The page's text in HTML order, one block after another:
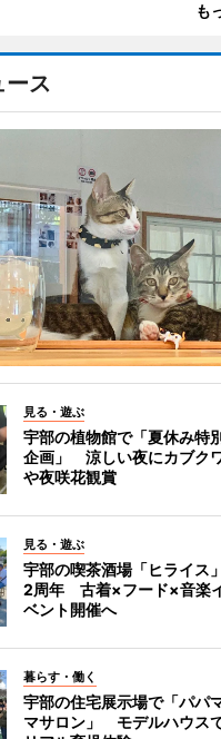
も
ース
見る・遊ぶ
宇部の植物館で「夏休み特
企画」 涼しい夜にカブク
や夜咲花観賞
見る・遊ぶ
宇部の喫茶酒場「ヒライス」
2周年 古着×フード×音楽
ベント開催へ
暮らす・働く
宇部の住宅展示場で「パパ
マサロン」 モデルハウス